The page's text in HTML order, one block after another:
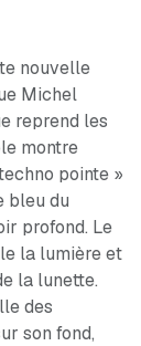
nouvelle
Michel
reprend les
montre
pointe »
bleu du
profond. Le
la lumière et
la lunette.
des
son fond,